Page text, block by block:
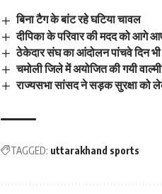
बिना टैग के बांट रहे घटिया चावल
दीपिका के परिवार की मदद को आगे
ठेकेदार संघ का आंदोलन पांचवे दिन भी
चमोली जिले में अयोजित की गयी
राज्यसभा सांसद ने सड़क सुरक्षा को
TAGGED: uttarakhand sports